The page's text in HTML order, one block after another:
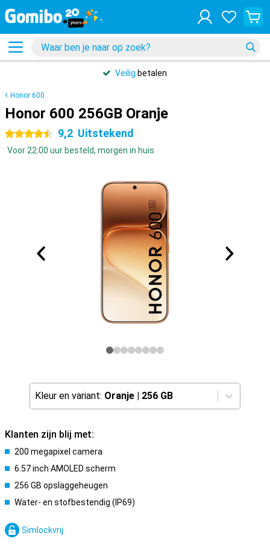
Veilig betalen
Honor 600
Honor 600 256GB Oranje
4.5 sterren 9,2 Uitstekend
Voor 22:00 uur besteld, morgen in huis
Kleur en variant: Oranje | 256 GB
Klanten zijn blij met:
200 megapixel camera
6.57 inch AMOLED scherm
256 GB opslaggeheugen
Water- en stofbestendig (IP69)
Simlockvrij